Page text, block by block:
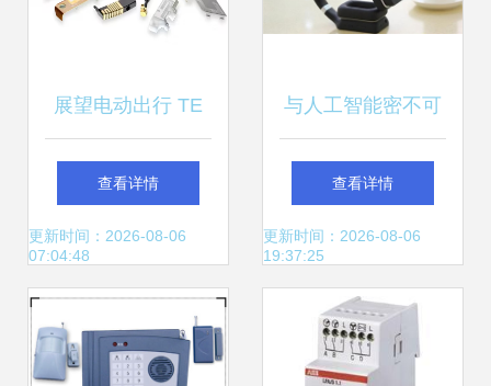
展望电动出行 TE
Connectivity助力充
电布局与智能设备
配件升级
查看详情
更新时间：2026-08-06
07:04:48
与人工智能密不可
分的5款智能硬件
查看详情
更新时间：2026-08-06
19:37:25